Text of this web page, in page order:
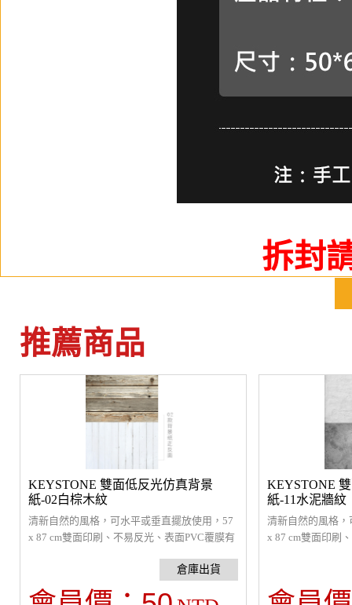
拆封
推薦商品
KEYSTONE 雙面低反光仿真背景
紙-02白棕木紋
清新自然的風格，可水平或垂直擺放使用，57
x 87 cm雙面印刷、不易反光、表面PVC覆膜有
KEYSTONE
紙-11水泥牆紋
清新自然的風格
x 87 cm雙面印刷